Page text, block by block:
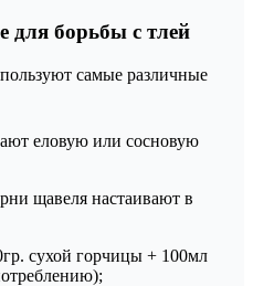
для борьбы с тлей
самые различные
еловую или сосновую
щавеля настаивают в
сухой горчицы + 100мл